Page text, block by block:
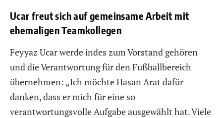
Ucar freut sich auf gemeinsame Arbeit mit
ehemaligen Teamkollegen
Feyyaz Ucar werde indes zum Vorstand gehören
und die Verantwortung für den Fußballbereich
übernehmen: „Ich möchte Hasan Arat dafür
danken, dass er mich für eine so
verantwortungsvolle Aufgabe ausgewählt hat. Viele